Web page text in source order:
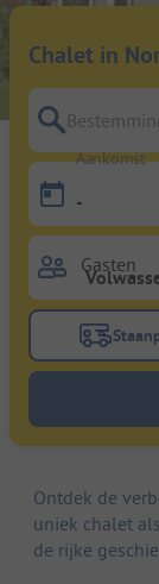
Chalet in
Bestemming,
Aankomst
-
Gasten
Ontdek de
uniek chalet
de rijke